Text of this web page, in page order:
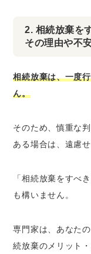
2. 相続放棄を
その理由や不
相続放棄は、一度
ん。
そのため、慎重な
ある場合は、遠慮
「相続放棄をすべ
も構いません。
専門家は、あなた
続放棄のメリット